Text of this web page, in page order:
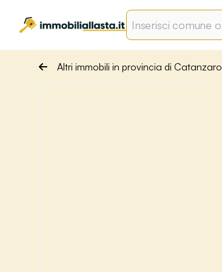
Altri immobili in provincia di Catanzaro